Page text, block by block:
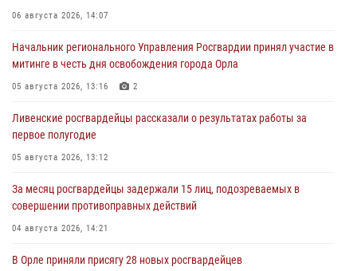
06 августа 2026, 14:07
Начальник регионального Управления Росгвардии принял участие в
митинге в честь дня освобождения города Орла
05 августа 2026, 13:16 2
Ливенские росгвардейцы рассказали о результатах работы за
первое полугодие
05 августа 2026, 13:12
За месяц росгвардейцы задержали 15 лиц, подозреваемых в
совершении противоправных действий
04 августа 2026, 14:21
В Орле приняли присягу 28 новых росгвардейцев